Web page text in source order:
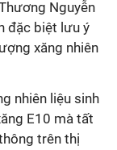
Nguyễn
đặc biệt lưu ý
xăng nhiên
nhiên liệu sinh
E10 mà tất
trên thị